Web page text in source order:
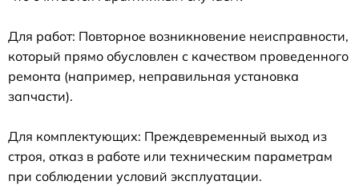
Для работ: Повторное возникновение неисправности,
который прямо обусловлен с качеством проведенного
ремонта (например, неправильная установка
запчасти).
Для комплектующих: Преждевременный выход из
строя, отказ в работе или техническим параметрам
при соблюдении условий эксплуатации.